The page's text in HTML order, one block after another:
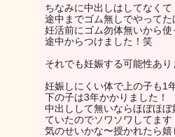
ちなみに中出しはしてなくて
途中までゴム無しでやってた
妊活前にゴム勿体無いから
途中からつけました！笑
それでも妊娠する可能性あ
妊娠しにくい体で上の子も1
下の子は3年かかりました！
中出しして無いならほぼほ
ていたのでソワソワしてます
気のせいかな〜授かれたら嬉